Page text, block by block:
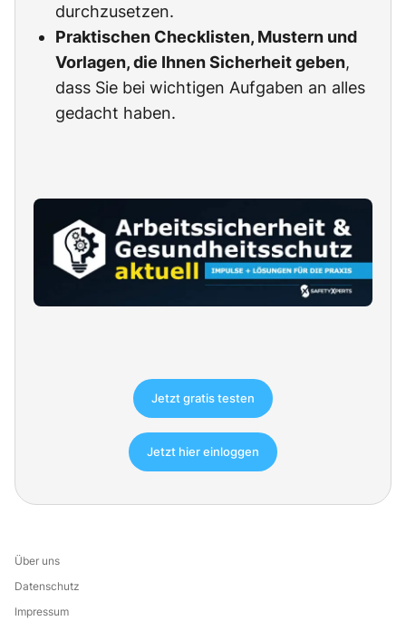
durchzusetzen.
Praktischen Checklisten, Mustern und
Vorlagen, die Ihnen Sicherheit geben,
dass Sie bei wichtigen Aufgaben an alles
gedacht haben.
Jetzt gratis testen
Jetzt hier einloggen
Über uns
Datenschutz
Impressum